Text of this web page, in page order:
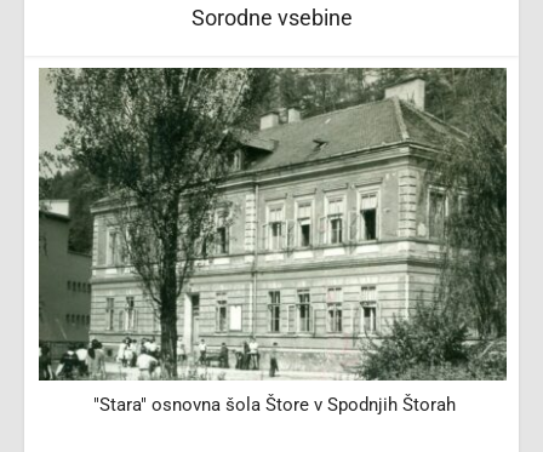
Sorodne vsebine
"Stara" osnovna šola Štore v Spodnjih Štorah